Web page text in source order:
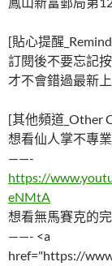
[貼心提醒
訂閱後不要忘記
才不會錯過最新
[其他頻道_Other
想看仙人掌不專
——-
https://
eNMtA
想看無馬賽克的
——- <a
href="https://